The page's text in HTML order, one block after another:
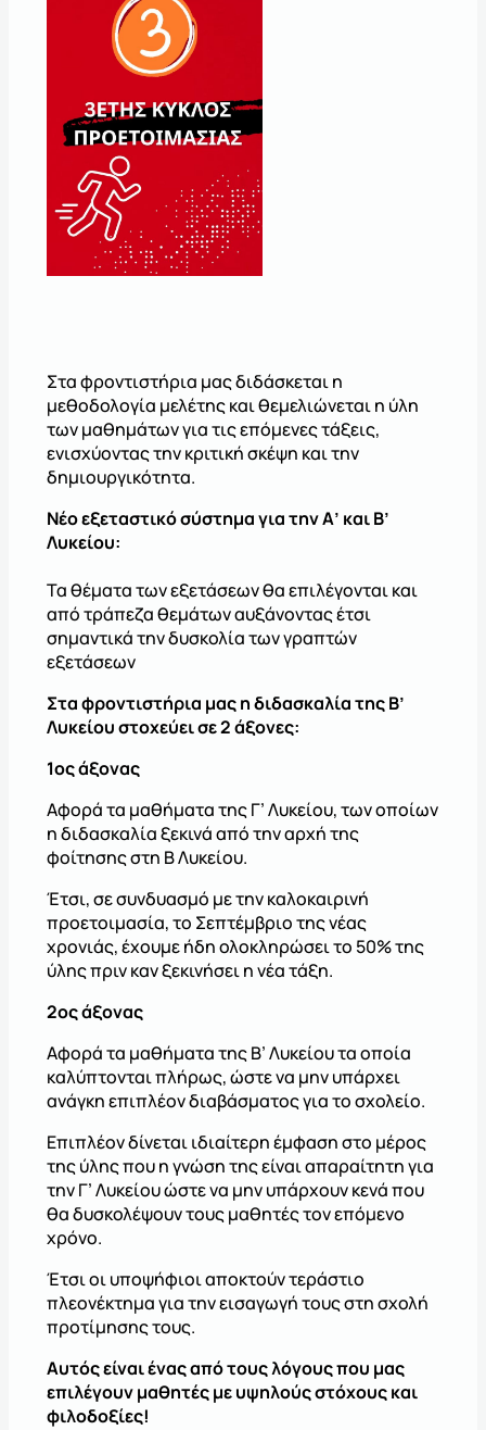
Στα φροντιστήρια μας διδάσκεται η
μεθοδολογία μελέτης και θεμελιώνεται η ύλη
των μαθημάτων για τις επόμενες τάξεις,
ενισχύοντας την κριτική σκέψη και την
δημιουργικότητα.
Νέο εξεταστικό σύστημα για την Α’ και Β’
Λυκείου:
Τα θέματα των εξετάσεων θα επιλέγονται και
από τράπεζα θεμάτων αυξάνοντας έτσι
σημαντικά την δυσκολία των γραπτών
εξετάσεων
Στα φροντιστήρια μας η διδασκαλία της Β’
Λυκείου στοχεύει σε 2 άξονες:
1ος άξονας
Αφορά τα μαθήματα της Γ’ Λυκείου, των οποίων
η διδασκαλία ξεκινά από την αρχή της
φοίτησης στη Β Λυκείου.
Έτσι, σε συνδυασμό με την καλοκαιρινή
προετοιμασία, το Σεπτέμβριο της νέας
χρονιάς, έχουμε ήδη ολοκληρώσει το 50% της
ύλης πριν καν ξεκινήσει η νέα τάξη.
2ος άξονας
Αφορά τα μαθήματα της Β’ Λυκείου τα οποία
καλύπτονται πλήρως, ώστε να μην υπάρχει
ανάγκη επιπλέον διαβάσματος για το σχολείο.
Επιπλέον δίνεται ιδιαίτερη έμφαση στο μέρος
της ύλης που η γνώση της είναι απαραίτητη για
την Γ’ Λυκείου ώστε να μην υπάρχουν κενά που
θα δυσκολέψουν τους μαθητές τον επόμενο
χρόνο.
Έτσι οι υποψήφιοι αποκτούν τεράστιο
πλεονέκτημα για την εισαγωγή τους στη σχολή
προτίμησης τους.
Αυτός είναι ένας από τους λόγους που μας
επιλέγουν μαθητές με υψηλούς στόχους και
φιλοδοξίες!